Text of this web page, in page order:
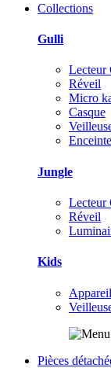
Collections
Gulli
Lecteur
Réveil
Micro
Casque
Jungle
Lecteur
Réveil
Kids
Pièces